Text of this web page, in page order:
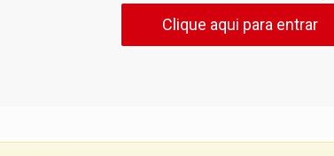
Clique aqui para entrar